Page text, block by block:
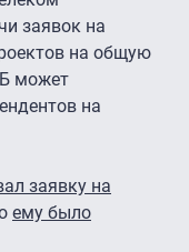
заявок на
на общую
может
на
заявку на
ему было